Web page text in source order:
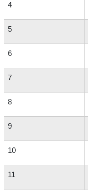
4
5
6
7
8
9
10
11